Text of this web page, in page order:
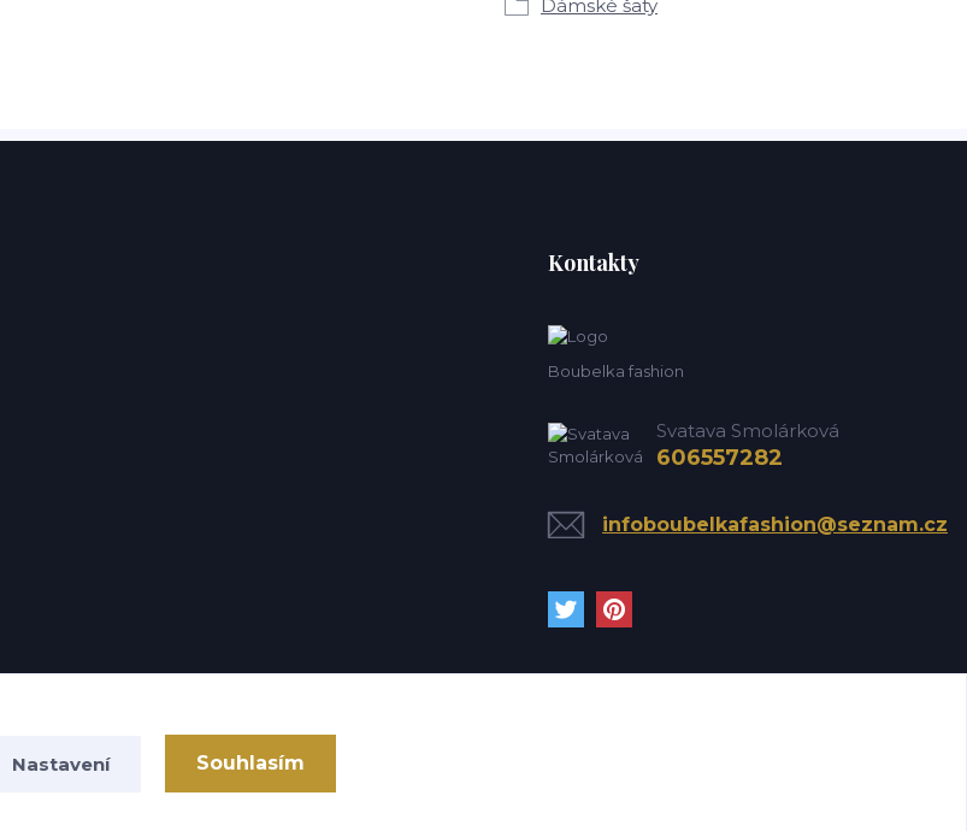
Dámské šaty
Kontakty
Boubelka fashion
Svatava Smolárková
606557282
infoboubelkafashion@seznam.cz
Nastavení Souhlasím